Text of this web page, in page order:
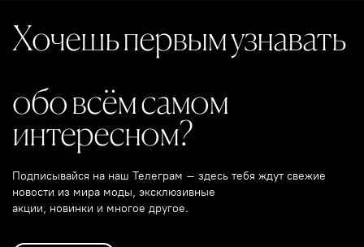
Хочешь первым узнавать
обо всём самом
интересном?
Подписывайся на наш Телеграм – здесь тебя ждут свежие
новости из мира моды, эксклюзивные
акции, новинки и многое другое.